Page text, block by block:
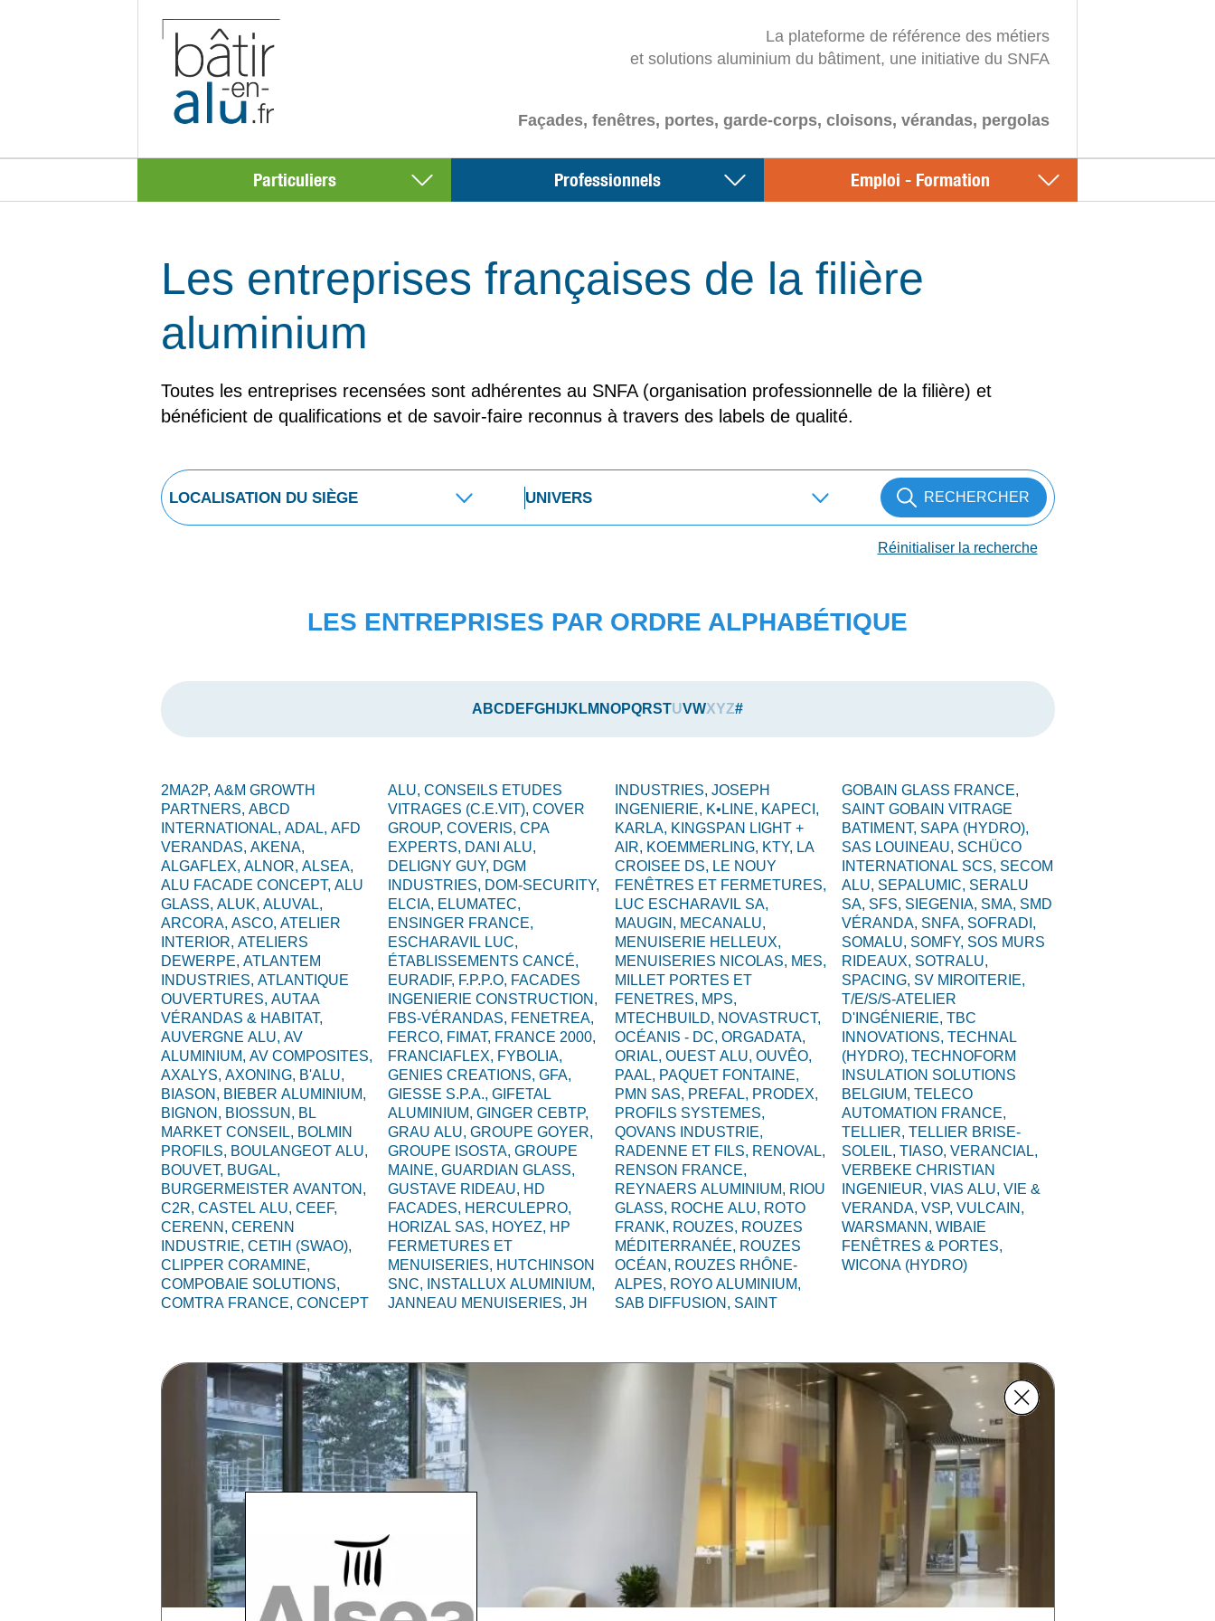
La plateforme de référence des métiers
et solutions aluminium du bâtiment, une initiative du SNFA
Façades, fenêtres, portes, garde-corps, cloisons, vérandas, pergolas
Particuliers Professionnels Emploi - Formation
Les entreprises françaises de la filière
aluminium
Toutes les entreprises recensées sont adhérentes au SNFA (organisation professionnelle de la filière) et
bénéficient de qualifications et de savoir-faire reconnus à travers des labels de qualité.
RECHERCHER
Réinitialiser la recherche
LES ENTREPRISES PAR ORDRE ALPHABÉTIQUE
A BC D E FGH J K LM NOPQRSTUVWXYZ#
2MA2P, A&M GROWTH
PARTNERS, ABCD
INTERNATIONAL, ADAL, AFD
VERANDAS, AKENA,
ALGAFLEX, ALNOR, ALSEA,
ALU FACADE CONCEPT, ALU
GLASS, ALUK, ALUVAL,
ARCORA, ASCO, ATELIER
INTERIOR, ATELIERS
DEWERPE, ATLANTEM
INDUSTRIES, ATLANTIQUE
OUVERTURES, AUTAA
VÉRANDAS & HABITAT,
AUVERGNE ALU, AV
ALUMINIUM, AV COMPOSITES,
AXALYS, AXONING, B'ALU,
BIASON, BIEBER ALUMINIUM,
BIGNON, BIOSSUN, BL
MARKET CONSEIL, BOLMIN
PROFILS, BOULANGEOT ALU,
BOUVET, BUGAL,
BURGERMEISTER AVANTON,
C2R, CASTEL ALU, CEEF,
CERENN, CERENN
INDUSTRIE, CETIH (SWAO),
CLIPPER CORAMINE,
COMPOBAIE SOLUTIONS,
COMTRA FRANCE, CONCEPT
ALU, CONSEILS ETUDES
VITRAGES (C.E.VIT), COVER
GROUP, COVERIS, CPA
EXPERTS, DANI ALU,
DELIGNY GUY, DGM
INDUSTRIES, DOM-SECURITY,
ELCIA, ELUMATEC,
ENSINGER FRANCE,
ESCHARAVIL LUC,
ÉTABLISSEMENTS CANCÉ,
EURADIF, F.P.P.O, FACADES
INGENIERIE CONSTRUCTION,
FBS-VÉRANDAS, FENETREA,
FERCO, FIMAT, FRANCE 2000,
FRANCIAFLEX, FYBOLIA,
GENIES CREATIONS, GFA,
GIESSE S.P.A., GIFETAL
ALUMINIUM, GINGER CEBTP,
GRAU ALU, GROUPE GOYER,
GROUPE ISOSTA, GROUPE
MAINE, GUARDIAN GLASS,
GUSTAVE RIDEAU, HD
FACADES, HERCULEPRO,
HORIZAL SAS, HOYEZ, HP
FERMETURES ET
MENUISERIES, HUTCHINSON
SNC,
INSTALLUX ALUMINIUM,
JANNEAU MENUISERIES, JH
INDUSTRIES, JOSEPH
INGENIERIE, K•LINE, KAPECI,
KARLA, KINGSPAN LIGHT +
AIR, KOEMMERLING, KTY, LA
CROISEE DS, LE NOUY
FENÊTRES ET FERMETURES,
LUC ESCHARAVIL SA,
MAUGIN, MECANALU,
MENUISERIE HELLEUX,
MENUISERIES NICOLAS, MES,
MILLET PORTES ET
FENETRES, MPS,
MTECHBUILD, NOVASTRUCT,
OCÉANIS - DC, ORGADATA,
ORIAL, OUEST ALU, OUVÊO,
PAAL, PAQUET FONTAINE,
PMN SAS, PREFAL, PRODEX,
PROFILS SYSTEMES,
QOVANS INDUSTRIE,
RADENNE ET FILS, RENOVAL,
RENSON FRANCE,
REYNAERS ALUMINIUM, RIOU
GLASS, ROCHE ALU, ROTO
FRANK, ROUZES, ROUZES
MÉDITERRANÉE, ROUZES
OCÉAN, ROUZES RHÔNE-
ALPES, ROYO ALUMINIUM,
SAB DIFFUSION, SAINT
GOBAIN GLASS FRANCE,
SAINT GOBAIN VITRAGE
BATIMENT, SAPA (HYDRO),
SAS LOUINEAU, SCHÜCO
INTERNATIONAL SCS, SECOM
ALU, SEPALUMIC, SERALU
SA, SFS, SIEGENIA, SMA, SMD
VÉRANDA, SNFA, SOFRADI,
SOMALU, SOMFY, SOS MURS
RIDEAUX, SOTRALU,
SPACING, SV MIROITERIE,
T/E/S/S-ATELIER
D'INGÉNIERIE,TBC
INNOVATIONS,TECHNAL
(HYDRO),TECHNOFORM
INSULATION SOLUTIONS
BELGIUM,TELECO
AUTOMATION FRANCE,
TELLIER,TELLIER BRISE-
SOLEIL,TIASO,VERANCIAL,
VERBEKE CHRISTIAN
INGENIEUR,VIAS ALU,VIE &
VERANDA,VSP,VULCAIN,
WARSMANN,WIBAIE
FENÊTRES & PORTES,
WICONA (HYDRO)